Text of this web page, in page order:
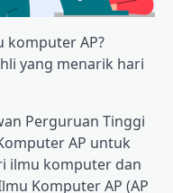
komputer AP?
yang menarik hari
Perguruan Tinggi
AP untuk
ilmu komputer dan
Komputer AP (AP